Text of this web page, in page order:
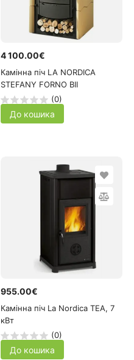
4 100.00€
Камінна піч LA NORDICA
STEFANY FORNO BII
(0)
До кошика
955.00€
Камінна піч La Nordica TEA, 7
кВт
(0)
До кошика